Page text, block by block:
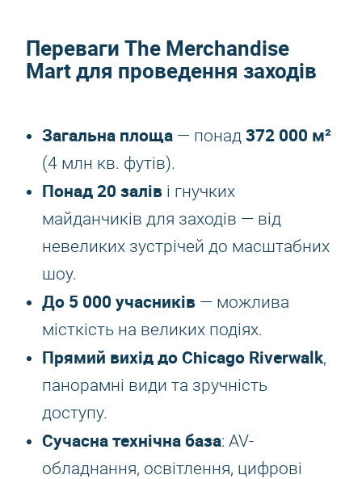
Переваги The Merchandise
Mart для проведення заходів
Загальна площа — понад 372 000 м²
(4 млн кв. футів).
Понад 20 залів і гнучких
майданчиків для заходів — від
невеликих зустрічей до масштабних
шоу.
До 5 000 учасників — можлива
місткість на великих подіях.
Прямий вихід до Chicago Riverwalk,
панорамні види та зручність
доступу.
Сучасна технічна база: AV-
обладнання, освітлення, цифрові